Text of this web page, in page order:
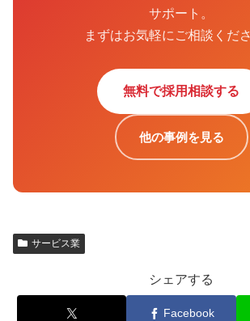
サポート。
まずはお気軽にご相談くださ
無料で採用相談する
他の事例を見る
サービス業
シェアする
Facebook